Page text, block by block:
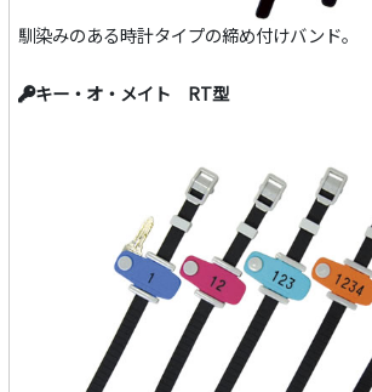
馴染みのある時計タイプの締め付けバンド。
キー・オ・メイト RT型